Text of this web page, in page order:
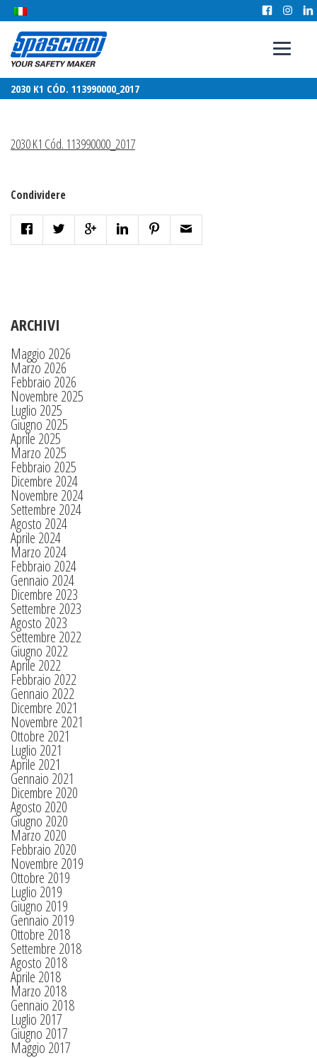
2030 K1 CÓD. 113990000_2017
2030 K1 Cód. 113990000_2017
Condividere
ARCHIVI
Maggio 2026
Marzo 2026
Febbraio 2026
Novembre 2025
Luglio 2025
Giugno 2025
Aprile 2025
Marzo 2025
Febbraio 2025
Dicembre 2024
Novembre 2024
Settembre 2024
Agosto 2024
Aprile 2024
Marzo 2024
Febbraio 2024
Gennaio 2024
Dicembre 2023
Settembre 2023
Agosto 2023
Settembre 2022
Giugno 2022
Aprile 2022
Febbraio 2022
Gennaio 2022
Dicembre 2021
Novembre 2021
Ottobre 2021
Luglio 2021
Aprile 2021
Gennaio 2021
Dicembre 2020
Agosto 2020
Giugno 2020
Marzo 2020
Febbraio 2020
Novembre 2019
Ottobre 2019
Luglio 2019
Giugno 2019
Gennaio 2019
Ottobre 2018
Settembre 2018
Agosto 2018
Aprile 2018
Marzo 2018
Gennaio 2018
Luglio 2017
Giugno 2017
Maggio 2017